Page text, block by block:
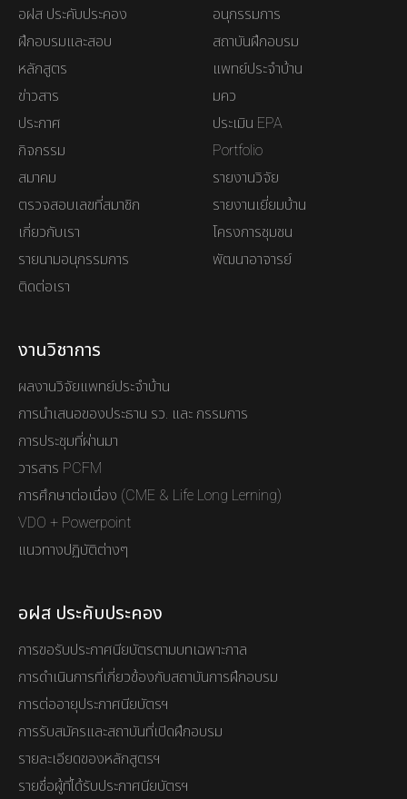
อฝส ประคับประคอง
ฝึกอบรมและสอบ
หลักสูตร
ข่าวสาร
ประกาศ
กิจกรรม
สมาคม
ตรวจสอบเลขที่สมาชิก
เกี่ยวกับเรา
รายนามอนุกรรมการ
ติดต่อเรา
งานวิชาการ
ผลงานวิจัยแพทย์ประจำบ้าน
การนำเสนอของประธาน รว. และ กรรมการ
การประชุมที่ผ่านมา
วารสาร PCFM
การศึกษาต่อเนื่อง (CME & Life Long Lerning)
VDO + Powerpoint
แนวทางปฏิบัติต่างๆ
อฝส ประคับประคอง
การขอรับประกาศนียบัตรตามบทเฉพาะกาล
การดำเนินการที่เกี่ยวข้องกับสถาบันการฝึกอบรม
การต่ออายุประกาศนียบัตรฯ
การรับสมัครและสถาบันที่เปิดฝึกอบรม
รายละเอียดของหลักสูตรฯ
รายชื่อผู้ที่ได้รับประกาศนียบัตรฯ
อนุกรรมการ
สถาบันฝึกอบรม
แพทย์ประจำบ้าน
มคว
ประเมิน EPA
Portfolio
รายงานวิจัย
รายงานเยี่ยมบ้าน
โครงการชุมชน
พัฒนาอาจารย์